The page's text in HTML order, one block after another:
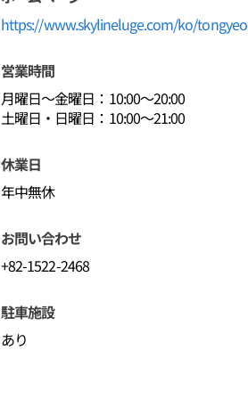
https://www.skylineluge.com/ko/
営業時間
月曜日～金曜日：10:00～20:00
土曜日・日曜日：10:00～21:00
休業日
年中無休
お問い合わせ
+82-1522-2468
駐車施設
あり